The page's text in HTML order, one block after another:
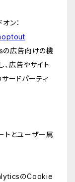
ン：
の広告向けの機
、広告やサイト
ードパーティ
とユーザー属
のCookie